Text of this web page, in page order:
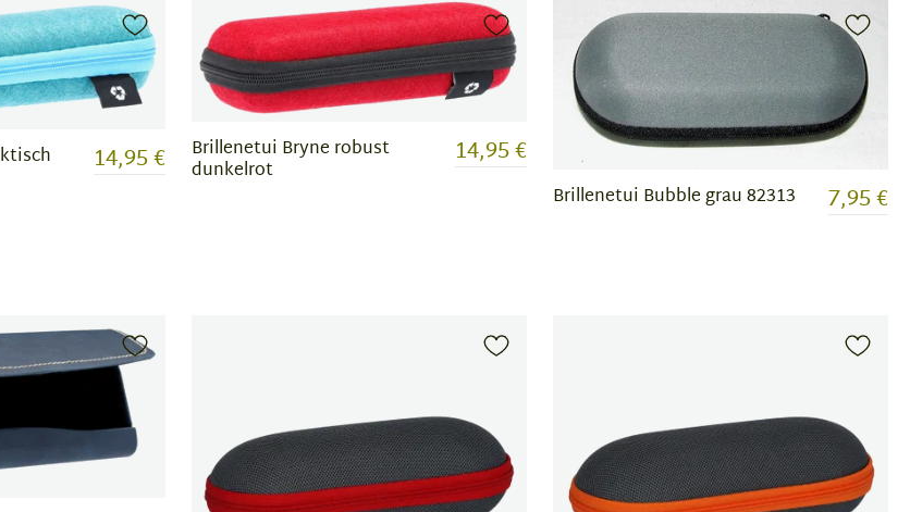
14,95 € Brillenetui Bryne robust
dunkelrot 14,95 €
Brillenetui Bubble grau 82313 7,95 €